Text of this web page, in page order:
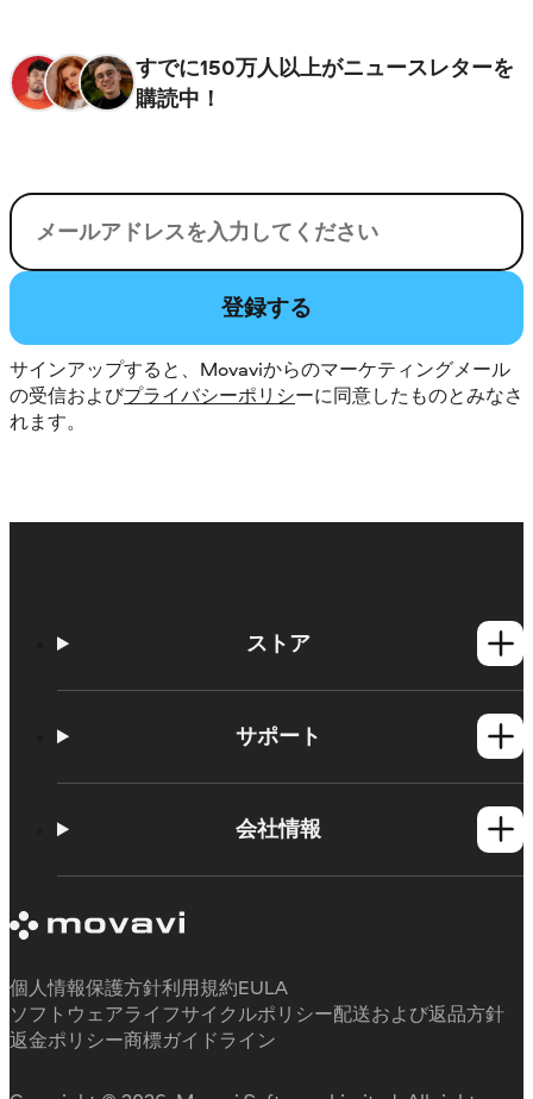
すでに150万人以上がニュースレターを
購読中！
電子メール
登録する
サインアップすると、Movaviからのマーケティングメール
の受信およびプライバシーポリシーに同意したものとみなさ
れます。
ストア
Mac製品
サポート
使い方
体験版の制約
払い戻し
会社情報
お客様の声
当社が選ばれる理由
個人情報保護方針利用規約EULA
ソフトウェアライフサイクルポリシー配送および返品方針
返金ポリシー商標ガイドライン